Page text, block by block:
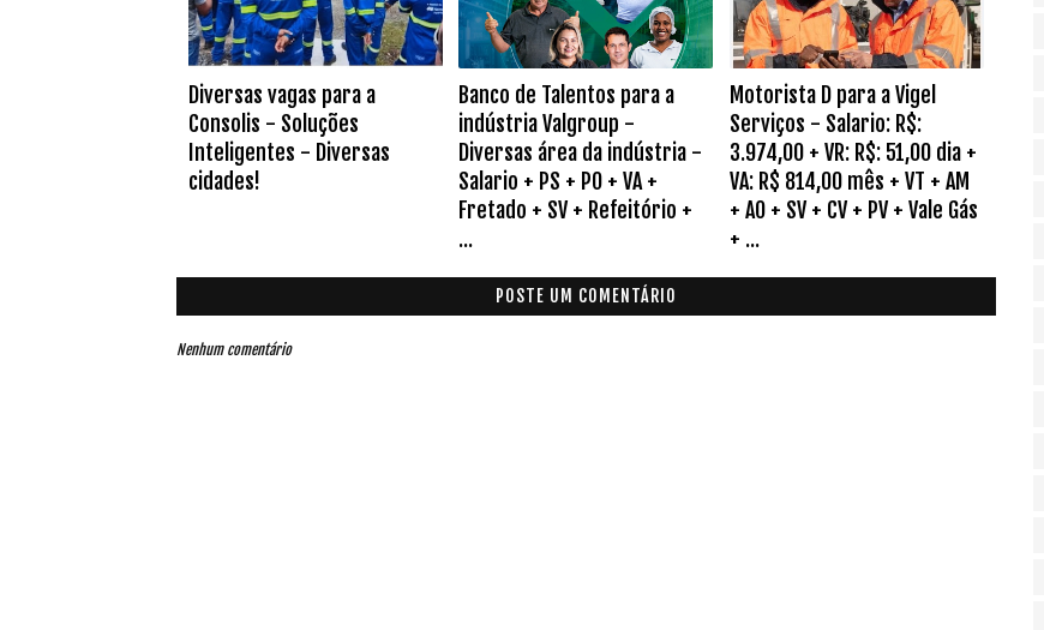
Diversas vagas para a
Consolis - Soluções
Inteligentes - Diversas
cidades!
Banco de Talentos para a
indústria Valgroup -
Diversas área da indústria -
Salario + PS + PO + VA +
Fretado + SV + Refeitório +
...
Motorista D para a Vigel
Serviços - Salario: R$:
3.974,00 + VR: R$: 51,00 dia +
VA: R$ 814,00 mês + VT + AM
+ AO + SV + CV + PV + Vale Gás
+ ...
POSTE UM COMENTÁRIO
Nenhum comentário